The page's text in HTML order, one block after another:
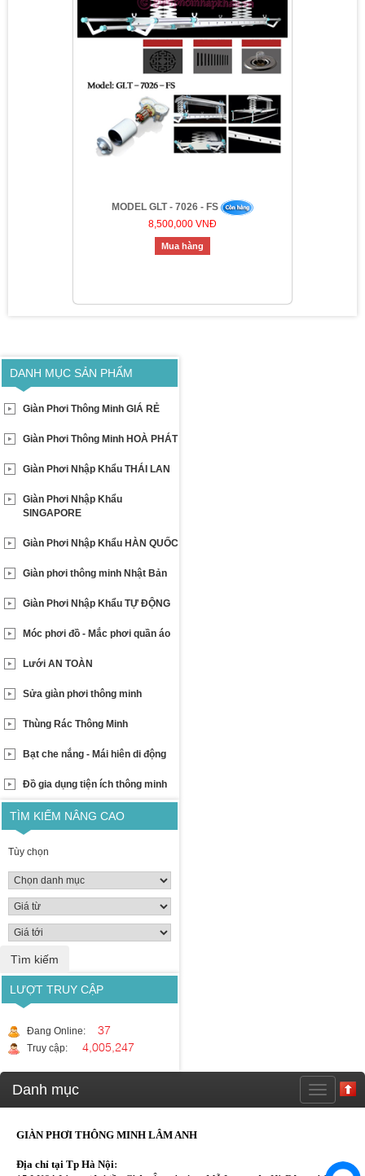
MODEL GLT - 7026 - FS
8,500,000 VNĐ
Mua hàng
DANH MỤC SẢN PHẨM
Giàn Phơi Thông Minh GIÁ RẺ
Giàn Phơi Thông Minh HOÀ PHÁT
Giàn Phơi Nhập Khẩu THÁI LAN
Giàn Phơi Nhập Khẩu
SINGAPORE
Giàn Phơi Nhập Khẩu HÀN QUỐC
Giàn phơi thông minh Nhật Bản
Giàn Phơi Nhập Khẩu TỰ ĐỘNG
Móc phơi đồ - Mắc phơi quần áo
Lưới AN TOÀN
Sửa giàn phơi thông minh
Thùng Rác Thông Minh
Bạt che nắng - Mái hiên di động
Đồ gia dụng tiện ích thông minh
TÌM KIẾM NÂNG CAO
Tùy chọn
LƯỢT TRUY CẬP
Đang Online: 37
Truy cập: 4,005,247
Danh mục
GIÀN PHƠI THÔNG MINH LÂM ANH
Địa chỉ tại Tp Hà Nội: